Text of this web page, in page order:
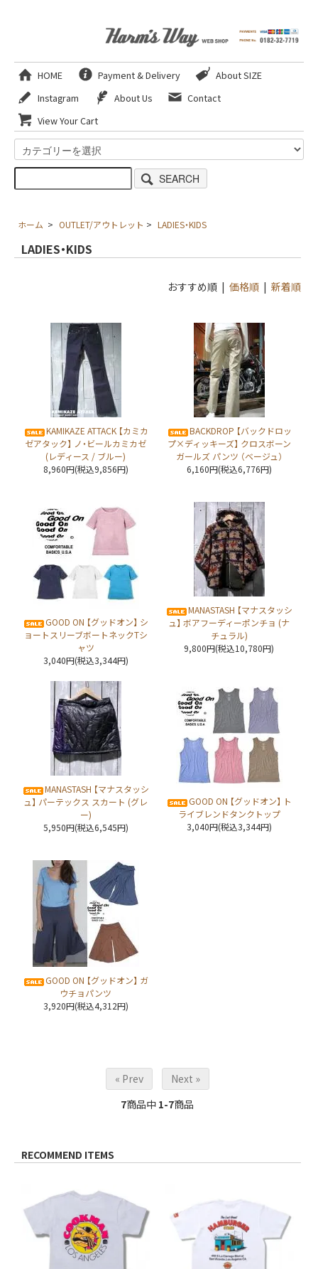
HOME Payment & Delivery
About SIZE
Instagram
About Us
Contact
View Your Cart
SEARCH
ホーム > OUTLET/アウトレット > LADIES・KIDS
LADIES・KIDS
おすすめ順 | 価格順| 新着順
KAMIKAZE ATTACK 【カミカ
ゼアタック】 ノ・ビールカミカゼ
(レディース / ブルー)
8,960円(税込9,856円)
BACKDROP 【バックドロッ
プ×ディッキーズ】 クロスボーン
ガールズ パンツ （ベージュ）
6,160円(税込6,776円)
GOOD ON 【グッドオン】 シ
ョートスリーブボートネックTシ
ャツ
3,040円(税込3,344円)
MANASTASH 【マナスタッシ
ュ】 ボアフーディーポンチョ (ナ
チュラル)
9,800円(税込10,780円)
MANASTASH 【マナスタッシ
ュ】 パーテックス スカート (グレ
ー)
5,950円(税込6,545円)
GOOD ON 【グッドオン】 ト
ライブレンドタンクトップ
3,040円(税込3,344円)
GOOD ON 【グッドオン】 ガ
ウチョパンツ
3,920円(税込4,312円)
« Prev
Next »
7商品中 1-7商品
RECOMMEND ITEMS